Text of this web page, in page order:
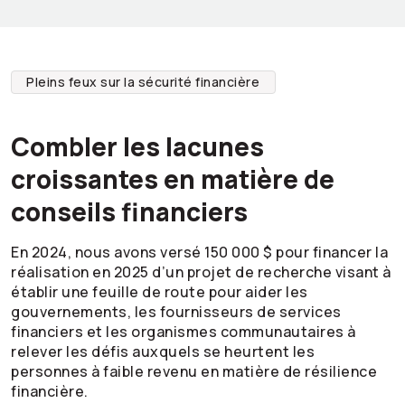
Pleins feux sur la sécurité financière
Combler les lacunes
croissantes en matière de
conseils financiers
En 2024, nous avons versé 150 000 $ pour financer la
réalisation en 2025 d’un projet de recherche visant à
établir une feuille de route pour aider les
gouvernements, les fournisseurs de services
financiers et les organismes communautaires à
relever les défis auxquels se heurtent les
personnes à faible revenu en matière de résilience
financière.